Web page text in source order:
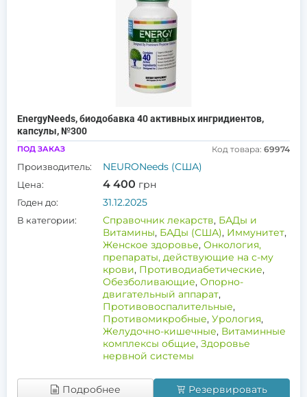
EnergyNeeds, биодобавка 40 активных ингридиентов,
капсулы, №300
ПОД ЗАКАЗ Код товара: 69974
Производитель: NEURONeeds (США)
Цена: 4 400 грн
Годен до: 31.12.2025
В категории: Справочник лекарств, БАДы и
Витамины, БАДы (США), Иммунитет,
Женское здоровье, Онкология,
препараты, действующие на с-му
крови, Противодиабетические,
Обезболивающие, Опорно-
двигательный аппарат,
Противовоспалительные,
Противомикробные, Урология,
Желудочно-кишечные, Витаминные
комплексы общие, Здоровье
нервной системы
Подробнее Резервировать